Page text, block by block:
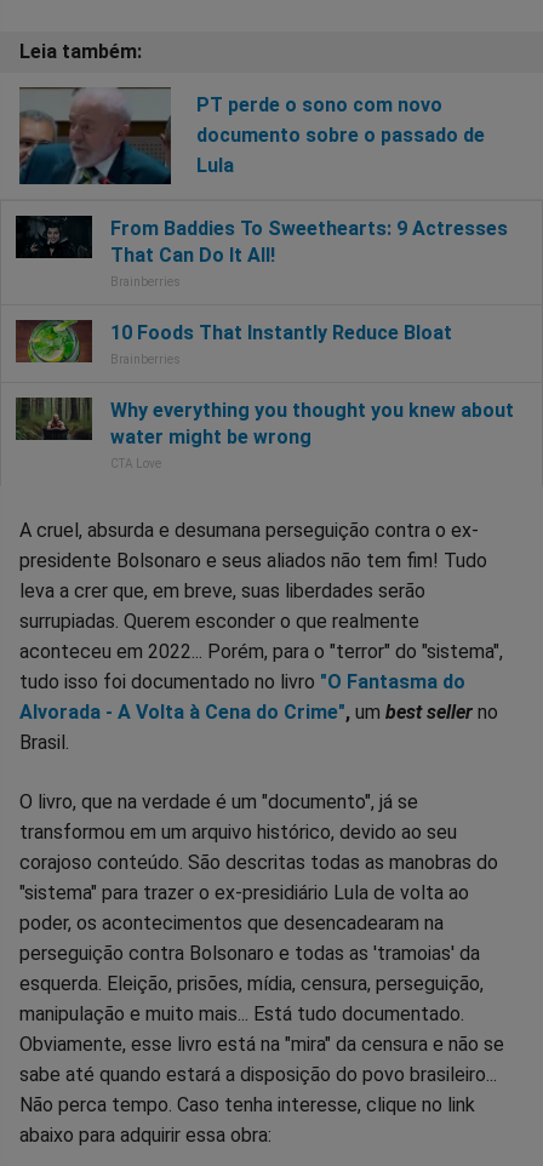
PT perde o sono com novo
documento sobre o passado de
Lula
A cruel, absurda e desumana perseguição contra o ex-
presidente Bolsonaro e seus aliados não tem fim! Tudo
leva a crer que, em breve, suas liberdades serão
surrupiadas. Querem esconder o que realmente
aconteceu em 2022... Porém, para o "terror" do "sistema",
tudo isso foi documentado no livro "O Fantasma do
Alvorada - A Volta à Cena do Crime", um best seller no
Brasil.
O livro, que na verdade é um "documento", já se
transformou em um arquivo histórico, devido ao seu
corajoso conteúdo. São descritas todas as manobras do
"sistema" para trazer o ex-presidiário Lula de volta ao
poder, os acontecimentos que desencadearam na
perseguição contra Bolsonaro e todas as 'tramoias' da
esquerda. Eleição, prisões, mídia, censura, perseguição,
manipulação e muito mais... Está tudo documentado.
Obviamente, esse livro está na "mira" da censura e não se
sabe até quando estará a disposição do povo brasileiro...
Não perca tempo. Caso tenha interesse, clique no link
abaixo para adquirir essa obra: